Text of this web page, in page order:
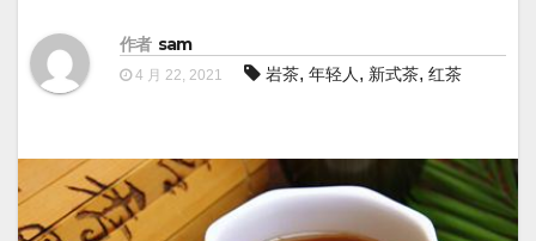
作者 sam
4 月 22, 2021 岩茶, 年轻人, 新式茶, 红茶